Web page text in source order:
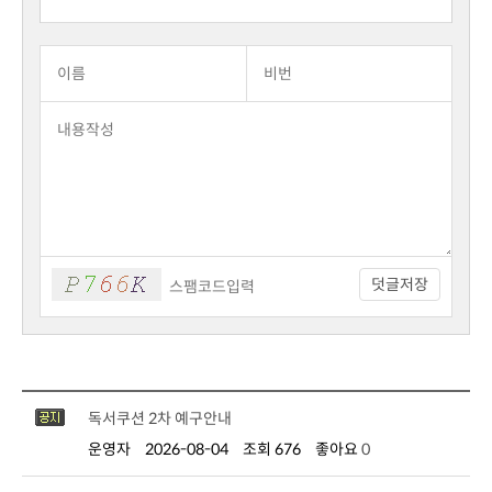
덧글저장
독서쿠션 2차 예구안내
운영자
2026-08-04 조회 676 좋아요 0